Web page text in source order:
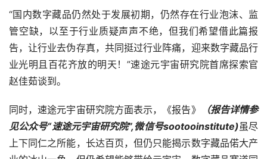
“国内数字藏品仍然处于发展初期，仍然存在行业泡沫、监
管空缺，以至于行业质疑声声不绝，但我们希望借此篇报
告，让行业去伪存真，共同挺过行业阵痛，迎来数字藏品行
业光明且百花齐放的明天！”速途元宇宙研究院首席探索官
赵佳茹谈到。
同时，速途元宇宙研究院方面表示，《报告》
（报告详情参
见公众号“速途元宇宙研究院”,微信号sootooinstitute)虽尽
上下同仁之所能，长达百页，但仍只能揭示数字藏品偌大产